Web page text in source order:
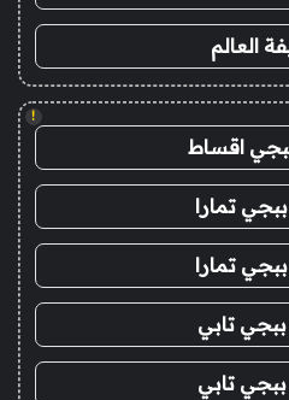
العالم
!
اقساط
تمارا
تمارا
تابي
تابي